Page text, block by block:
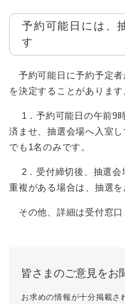
予約可能日には、
す
予約可能日に予約予定者
を決定することがあります
1．予約可能日の午前9
済ませ、抽選会場へ入室
でも1名のみです。
2．受付締切後、抽選会
重複がある場合は、抽選を
その他、詳細は受付窓口
皆さまのご意見をお
お求めの情報が十分掲載さ